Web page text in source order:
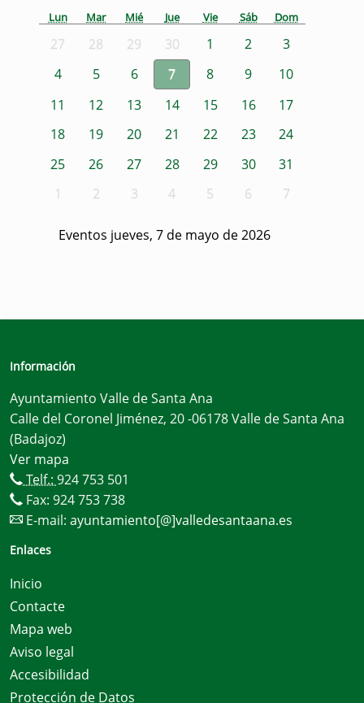
Lun Mar Mié Jue Vie Sáb Dom
27 28 29 30 1 2
3
4
5 6 7 8 9
10
11
12 13 14 15 16
17
18
19 20 21 22 23
24
25
26 27 28 29 30
31
1
2 3 4 5 6 7
Eventos jueves, 7 de mayo de 2026
Información
Ayuntamiento Valle de Santa Ana
Calle del Coronel Jiménez, 20 -06178 Valle de Santa Ana
(Badajoz)
Ver mapa
Telf.: 924 753 501
Fax: 924 753 738
E-mail: ayuntamiento[@]valledesantaana.es
Enlaces
Inicio
Contacte
Mapa web
Aviso legal
Accesibilidad
Protección de Datos